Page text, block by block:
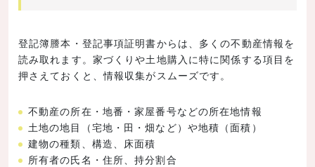
登記簿謄本・登記事項証明書からは、多くの不動産情報を
読み取れます。家づくりや土地購入に特に関係する項目を
押さえておくと、情報収集がスムーズです。
不動産の所在・地番・家屋番号などの所在地情報
土地の地目（宅地・田・畑など）や地積（面積）
建物の種類、構造、床面積
所有者の氏名・住所、持分割合